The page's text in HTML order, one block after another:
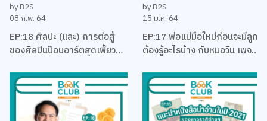
by B2S
08 ก.พ. 64
EP:18 ศิลปะ (และ) การต่อสู้
ของศิลปินป๊อบอาร์ตสุดเฟี้ยว
by B2S
15 ม.ค. 64
EP:17 พ่อแม่มือใหม่ก่อนจะมีลูก
ต้องรู้อะไรบ้าง กับหมอวิน เพจ